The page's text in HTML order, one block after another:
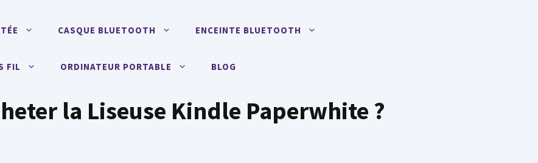
CASQUE BLUETOOTH ENCEINTE BLUETOOTH
FIL ORDINATEUR PORTABLE BLOG
la Liseuse Kindle Paperwhite ?